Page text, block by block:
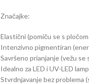
Značajke:
Elastični (pomiču se s
Intenzivno pigmentiran
Savršeno prianjanje (vežu
Idealno za LED i UV-LED
Stvrdnjavanje bez problema